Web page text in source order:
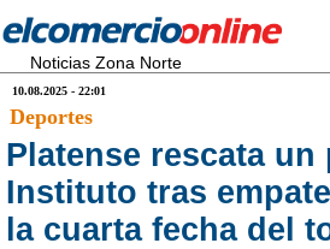
Noticias Zona Norte
10.08.2025 - 22:01
Deportes
Platense rescata un
Instituto tras
la cuarta fecha del